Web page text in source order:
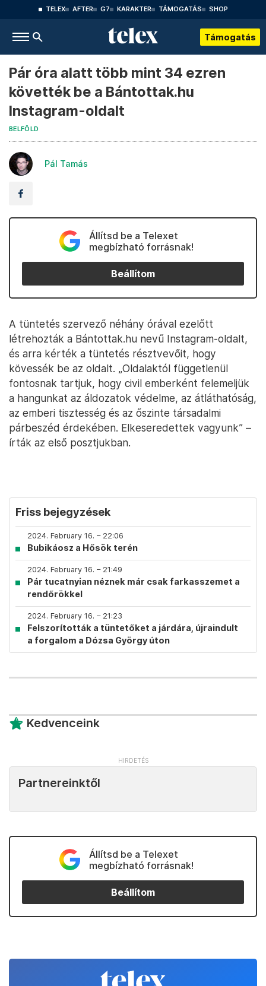
TELEX AFTER G7 KARAKTER TÁMOGATÁS SHOP
Támogatás
Pár óra alatt több mint 34 ezren
követték be a Bántottak.hu
Instagram-oldalt
BELFÖLD
Pál Tamás
Állítsd be a Telexet
megbízható forrásnak!
Beállítom
A tüntetés szervező néhány órával ezelőtt
létrehozták a Bántottak.hu nevű Instagram-oldalt,
és arra kérték a tüntetés résztvevőit, hogy
kövessék be az oldalt. „Oldalaktól függetlenül
fontosnak tartjuk, hogy civil emberként felemeljük
a hangunkat az áldozatok védelme, az átláthatóság,
az emberi tisztesség és az őszinte társadalmi
párbeszéd érdekében. Elkeseredettek vagyunk” –
írták az első posztjukban.
Friss bejegyzések
2024. February 16. – 22:06
Bubikáosz a Hősök terén
2024. February 16. – 21:49
Pár tucatnyian néznek már csak farkasszemet a
rendőrökkel
2024. February 16. – 21:23
Felszorították a tüntetőket a járdára, újraindult
a forgalom a Dózsa György úton
Kedvenceink
Partnereinktől
Állítsd be a Telexet
megbízható forrásnak!
Beállítom